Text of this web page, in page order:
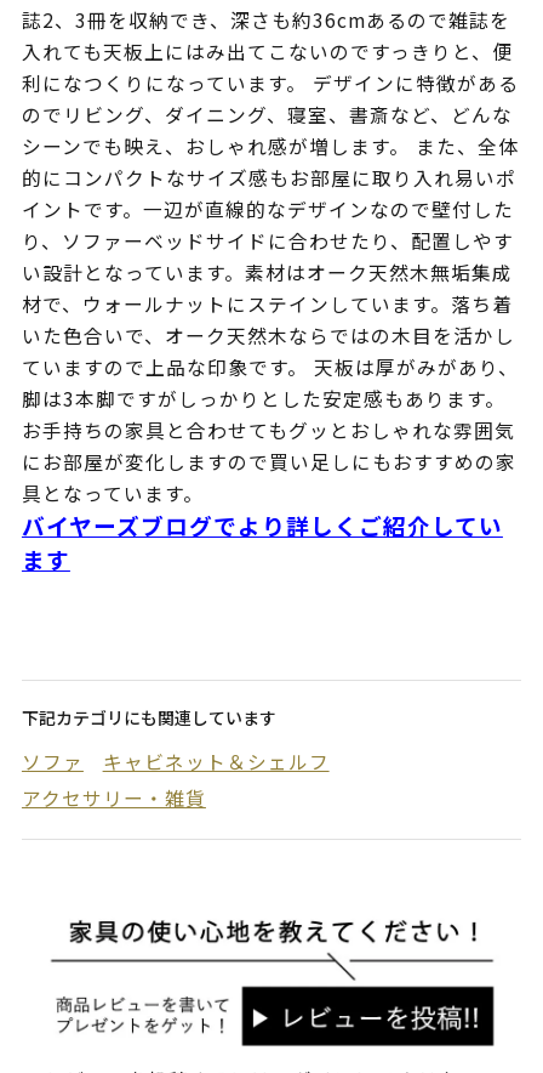
誌2、3冊を収納でき、深さも約36cmあるので雑誌を
入れても天板上にはみ出てこないのですっきりと、便
利になつくりになっています。 デザインに特徴がある
のでリビング、ダイニング、寝室、書斎など、どんな
シーンでも映え、おしゃれ感が増します。 また、全体
的にコンパクトなサイズ感もお部屋に取り入れ易いポ
イントです。一辺が直線的なデザインなので壁付した
り、ソファーベッドサイドに合わせたり、配置しやす
い設計となっています。素材はオーク天然木無垢集成
材で、ウォールナットにステインしています。落ち着
いた色合いで、オーク天然木ならではの木目を活かし
ていますので上品な印象です。 天板は厚がみがあり、
脚は3本脚ですがしっかりとした安定感もあります。
お手持ちの家具と合わせてもグッとおしゃれな雰囲気
にお部屋が変化しますので買い足しにもおすすめの家
具となっています。
バイヤーズブログでより詳しくご紹介してい
ます
下記カテゴリにも関連しています
ソファ
キャビネット＆シェルフ
アクセサリー・雑貨